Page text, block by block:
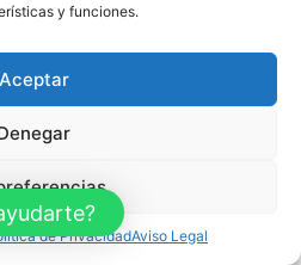
y funciones.
Aceptar
de PrivacidadAviso Legal